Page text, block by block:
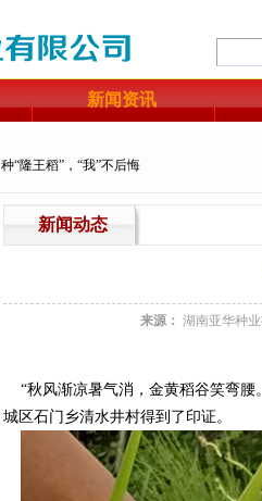
新闻资讯
种“隆王稻”，“我”不后悔
新闻动态
来源： 湖南亚华种
“秋风渐凉暑气消，金黄稻谷笑弯
城区石门乡清水井村得到了印证。